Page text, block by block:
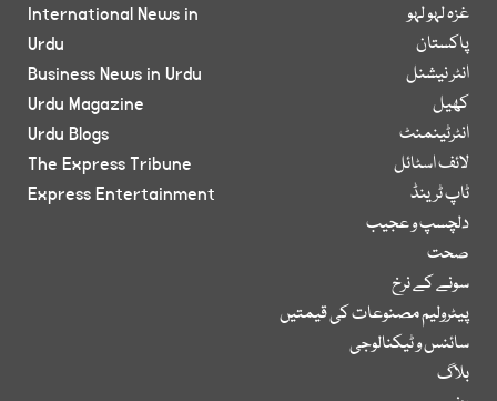
غزہ لہو لہو
پاکستان
انٹر نیشنل
کھیل
انٹرٹینمنٹ
لائف اسٹائل
ٹاپ ٹرینڈ
دلچسپ و عجیب
صحت
سونے کے نرخ
پیٹرولیم مصنوعات کی قیمتیں
سائنس و ٹیکنالوجی
بلاگ
International News in
Urdu
Business News in Urdu
Urdu Magazine
Urdu Blogs
The Express Tribune
Express Entertainment